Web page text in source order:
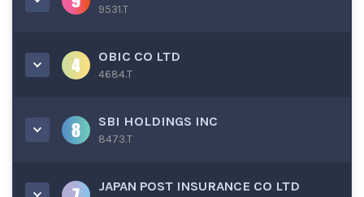
9531.T
OBIC CO LTD
4684.T
SBI HOLDINGS INC
8473.T
JAPAN POST INSURANCE CO LTD